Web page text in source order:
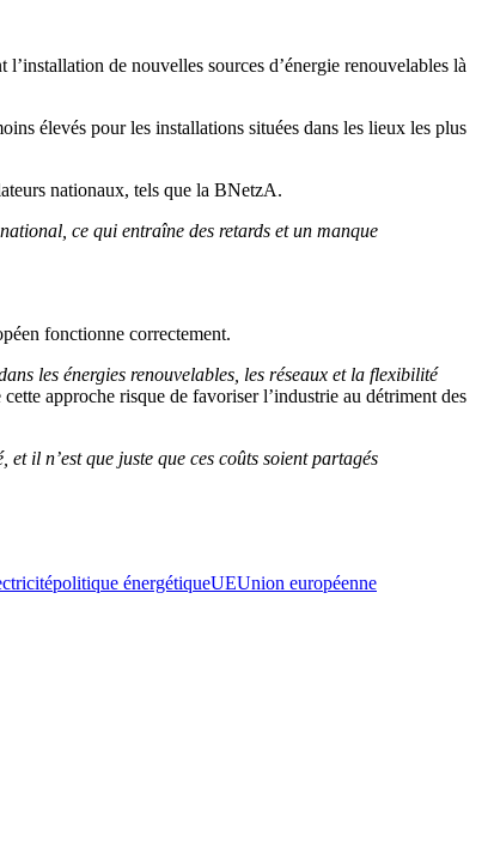
l’installation de nouvelles sources d’énergie renouvelables là
élevés pour les installations situées dans les lieux les plus
nationaux, tels que la BNetzA.
ce qui entraîne des retards et un manque
fonctionne correctement.
les énergies renouvelables, les réseaux et la flexibilité
approche risque de favoriser l’industrie au détriment des
il n’est que juste que ces coûts soient partagés
politique énergétiqueUEUnion européenne